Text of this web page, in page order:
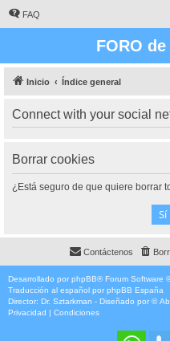
FAQ
FORO
Inicio Índice general
Connect with your social
Borrar cookies
¿Está seguro de que quiere borrar
Contáctenos
Desarrollado por phpBB® Forum Software
Traducción al español por phpBB España
Director: Dr. Sztarkman - Diseñado por ©
Privacidad | Condiciones